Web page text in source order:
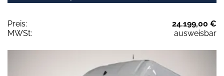
Preis:
24.199,00 €
MWSt:
ausweisbar